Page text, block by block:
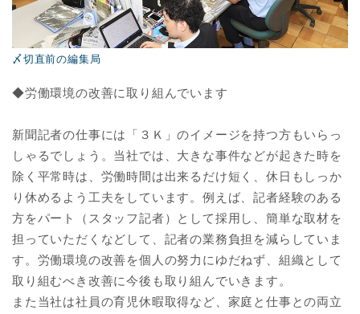
〆切直前の編集局
◆労働環境の改善に取り組んでいます
新聞記者の仕事には「３Ｋ」のイメージを持つ方もいらっ
しゃるでしょう。当社では、大きな事件などが起きた時を
除く平常時は、労働時間は出来るだけ短く、休日もしっか
り休めるよう工夫をしています。例えば、記者経験のある
方をパート（スタッフ記者）として採用し、簡単な取材を
担っていただくなどして、記者の業務負担を減らしていま
す。労働環境の改善を個人の努力にゆだねず、組織として
取り組むべき改善に今後も取り組んでいきます。
また当社は社員の育児休暇取得など、家庭と仕事との両立